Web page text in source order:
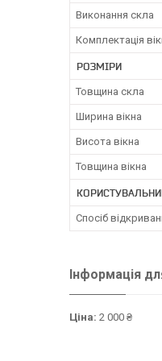
Виконання скла
Комплектація
РОЗМІРИ
Товщина скла
Ширина вікна
Висота вікна
Товщина вікна
Спосіб
Інформація
Ціна: 2 000 ₴